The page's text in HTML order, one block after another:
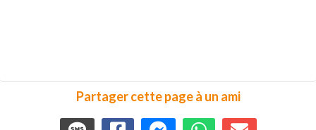
Partager cette page à un ami